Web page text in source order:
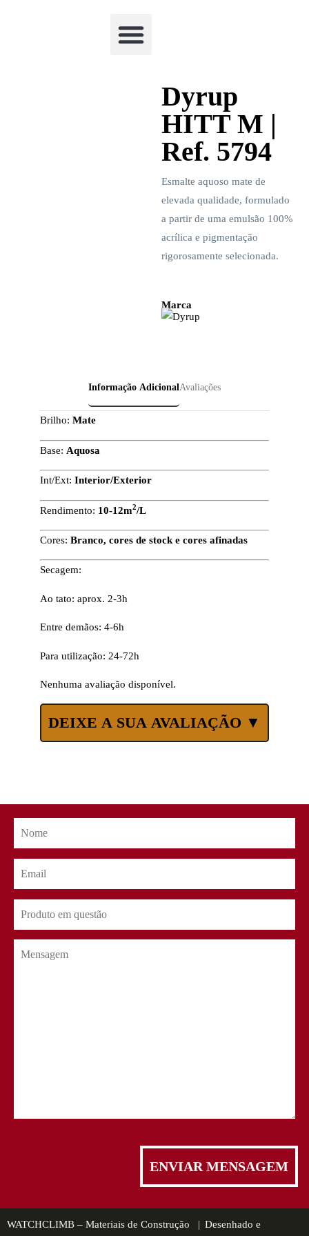
Dyrup
HITT M |
Ref. 5794
Esmalte aquoso mate de
elevada qualidade, formulado
a partir de uma emulsão 100%
acrílica e pigmentação
rigorosamente selecionada.
Marca
Informação AdicionalAvaliações
Brilho: Mate
Base: Aquosa
Int/Ext: Interior/Exterior
Rendimento: 10-12m2/L
Cores: Branco, cores de stock e cores afinadas
Secagem:
Ao tato: aprox. 2-3h
Entre demãos: 4-6h
Para utilização: 24-72h
Nenhuma avaliação disponível.
DEIXE A SUA AVALIAÇÃO ▼
WATCHCLIMB – Materiais de Construção | Desenhado e